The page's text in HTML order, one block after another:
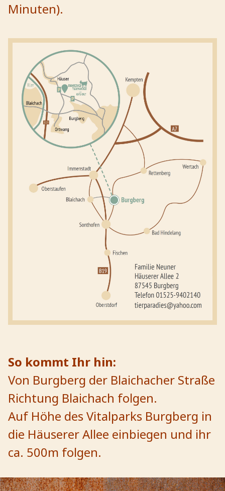
Minuten).
So kommt Ihr hin:
Von Burgberg der Blaichacher Straße
Richtung Blaichach folgen.
Auf Höhe des Vitalparks Burgberg in
die Häuserer Allee einbiegen und ihr
ca. 500m folgen.